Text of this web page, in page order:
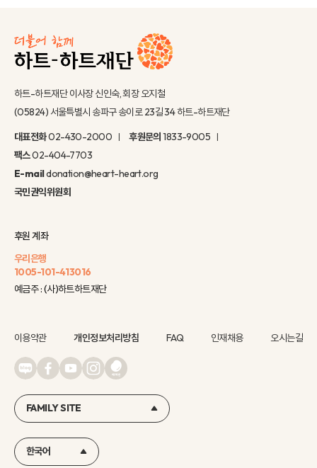
하트-하트재단 이사장 신인숙, 회장 오지철
(05824) 서울특별시 송파구 송이로 23길 34 하트-하트재단
대표전화02-430-2000 후원문의1833-9005
팩스02-404-7703
E-maildonation@heart-heart.org
국민권익위원회
후원 계좌
우리은행
1005-101-413016
예금주 : (사)하트하트재단
이용약관 개인정보처리방침 FAQ 인재채용 오시는길
FAMILY SITE
한국어